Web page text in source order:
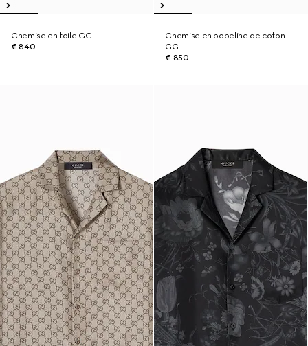
Chemise en toile GG
€ 840
Chemise en popeline de coton
GG
€ 850